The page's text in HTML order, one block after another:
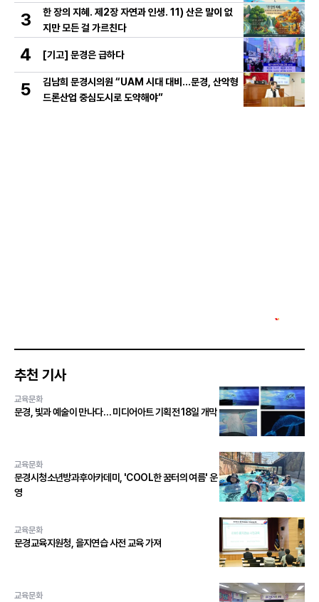
3
한 장의 지혜. 제2장 자연과 인생. 11) 산은 말이 없
지만 모든 걸 가르친다
4 [기고] 문경은 급하다
5
김남희 문경시의원 “UAM 시대 대비…문경, 산악형
드론산업 중심도시로 도약해야”
추천 기사
교육문화
문경, 빛과 예술이 만나다… 미디어아트 기획전 18일 개막
교육문화
문경시청소년방과후아카데미, 'COOL한 꿈터의 여름' 운
영
교육문화
문경교육지원청, 을지연습 사전 교육 가져
교육문화